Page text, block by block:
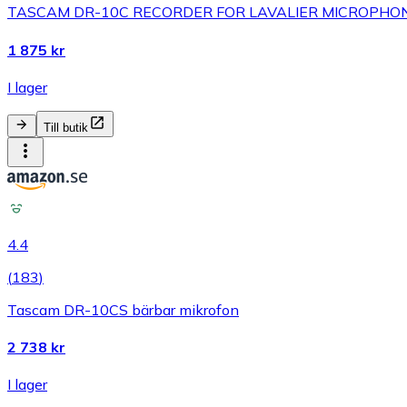
TASCAM DR-10C RECORDER FOR LAVALIER
1 875 kr
I lager
Till butik
4.4
(183)
Tascam DR-10CS bärbar mikrofon
2 738 kr
I lager